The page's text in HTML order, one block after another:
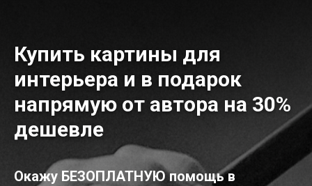
Купить картины для
интерьера и в подарок
напрямую от автора на 30%
дешевле
Окажу БЕЗОПЛАТНУЮ помощь в